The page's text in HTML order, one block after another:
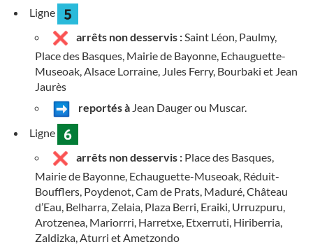
Ligne
arrêts non desservis : Saint Léon, Paulmy,
Place des Basques, Mairie de Bayonne, Echauguette-
Museoak, Alsace Lorraine, Jules Ferry, Bourbaki et Jean
Jaurès
reportés à Jean Dauger ou Muscar.
Ligne
arrêts non desservis : Place des Basques,
Mairie de Bayonne, Echauguette-Museoak, Réduit-
Boufflers, Poydenot, Cam de Prats, Maduré, Château
d’Eau, Belharra, Zelaia, Plaza Berri, Eraiki, Urruzpuru,
Arotzenea, Mariorrri, Harretxe, Etxerruti, Hiriberria,
Zaldizka, Aturri et Ametzondo